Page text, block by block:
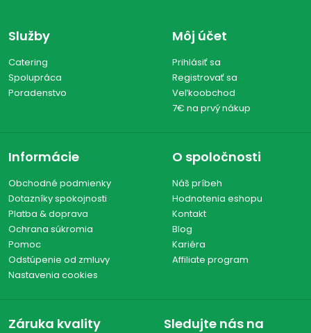
Služby
Catering
Spolupráca
Poradenstvo
Môj účet
Prihlásiť sa
Registrovať sa
Veľkoobchod
7€ na prvý nákup
Informácie
Obchodné podmienky
Dotazníky spokojnosti
Platba & doprava
Ochrana súkromia
Pomoc
Odstúpenie od zmluvy
Nastavenia cookies
O spoločnosti
Náš príbeh
Hodnotenia eshopu
Kontakt
Blog
Kariéra
Affiliate program
Záruka kvality Sledujte nás na